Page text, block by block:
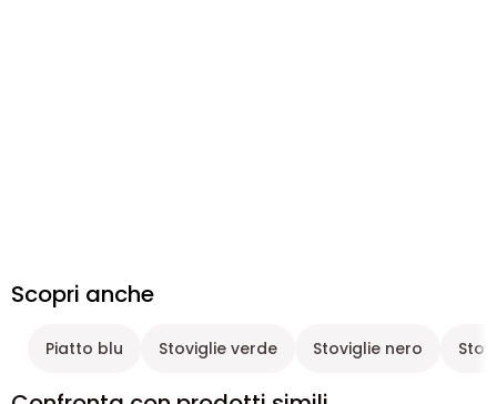
Scopri anche
Piatto blu Stoviglie verde Stoviglie nero